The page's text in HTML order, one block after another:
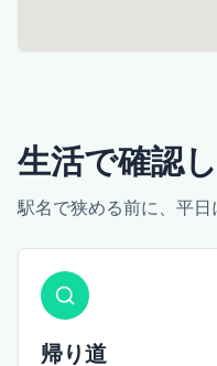
生活で確認
駅名で狭める前に、平日
帰り道